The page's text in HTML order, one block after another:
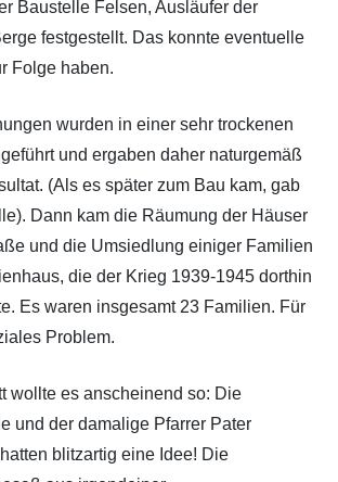
Baustelle Felsen, Ausläufer der
festgestellt. Das konnte eventuelle
Folge haben.
wurden in einer sehr trockenen
und ergaben daher naturgemäß
(Als es später zum Bau kam, gab
Dann kam die Räumung der Häuser
und die Umsiedlung einiger Familien
die der Krieg 1939-1945 dorthin
Es waren insgesamt 23 Familien. Für
Problem.
wollte es anscheinend so: Die
und der damalige Pfarrer Pater
blitzartig eine Idee! Die